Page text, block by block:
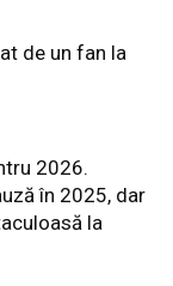
de un fan la
2026.
în 2025, dar
la